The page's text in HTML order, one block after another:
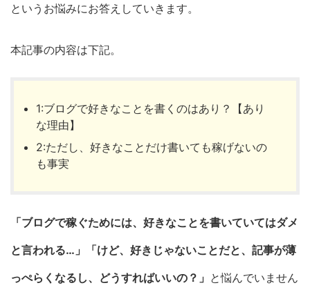
というお悩みにお答えしていきます。
本記事の内容は下記。
1:ブログで好きなことを書くのはあり？【あり
な理由】
2:ただし、好きなことだけ書いても稼げないの
も事実
「ブログで稼ぐためには、好きなことを書いていてはダメ
と言われる…」「けど、好きじゃないことだと、記事が薄
っぺらくなるし、どうすればいいの？」 と悩んでいません